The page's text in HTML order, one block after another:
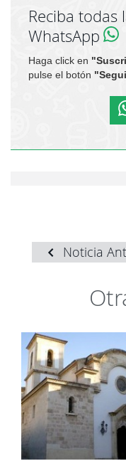
Reciba todas
WhatsApp
Haga click en
pulse el botón
Noticia